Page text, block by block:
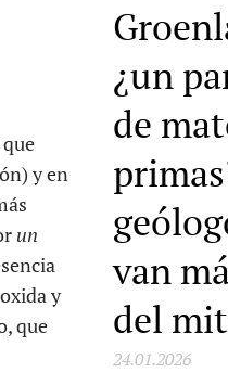
y en
un
y
que
¿un
de
van
del
24.01.2026